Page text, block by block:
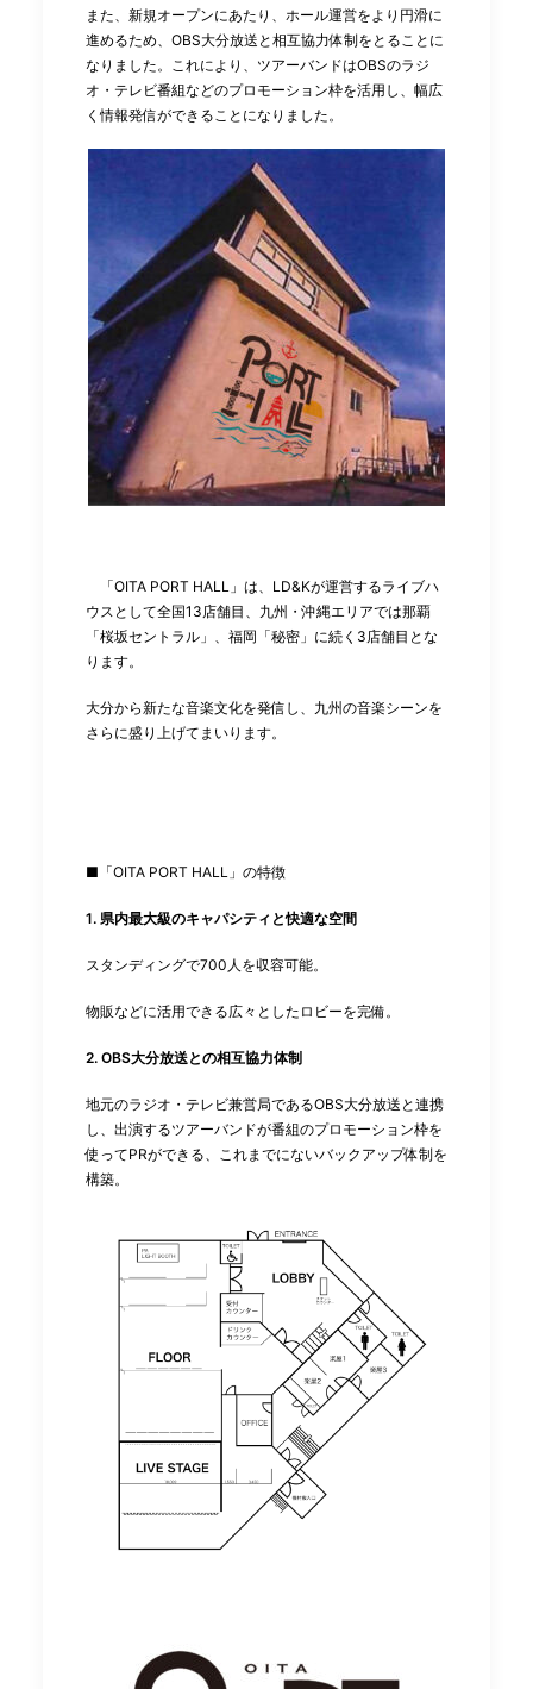
また、新規オープンにあたり、ホール運営をより円滑に
進めるため、OBS⼤分放送と相互協⼒体制をとることに
なりました。これにより、ツアーバンドはOBSのラジ
オ・テレビ番組などのプロモーション枠を活⽤し、幅広
く情報発信ができることになりました。
「OITA PORT HALL」は、LD&Kが運営するライブハ
ウスとして全国13店舗⽬、九州・沖縄エリアでは那覇
「桜坂セントラル」、福岡「秘密」に続く3店舗⽬とな
ります。
⼤分から新たな⾳楽⽂化を発信し、九州の⾳楽シーンを
さらに盛り上げてまいります。
■「OITA PORT HALL」の特徴
1. 県内最⼤級のキャパシティと快適な空間
スタンディングで700⼈を収容可能。
物販などに活⽤できる広々としたロビーを完備。
2. OBS⼤分放送との相互協⼒体制
地元のラジオ・テレビ兼営局であるOBS⼤分放送と連携
し、出演するツアーバンドが番組のプロモーション枠を
使ってPRができる、これまでにないバックアップ体制を
構築。